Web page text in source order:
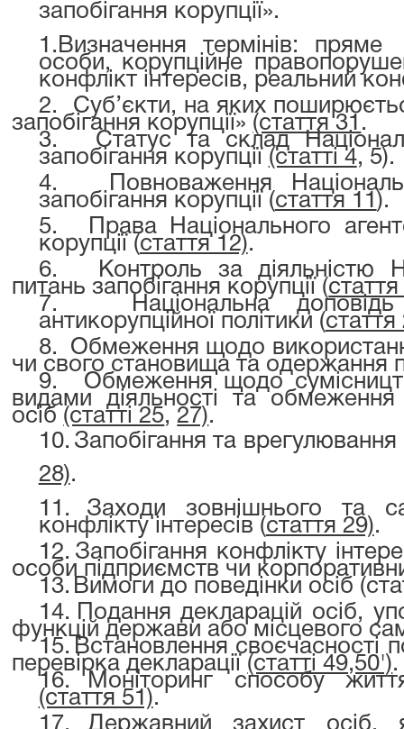
запобігання корупції».
1. Визначення термінів: пряме
особи, корупційне
конфлікт інтересів, реальний
2.
Суб’єкти, на яких
запобігання корупції» (стаття 31 .
3. Статус та склад
запобігання корупції (статті 4, 5).
4.
Повноваження
запобігання корупції (стаття 11 ).
5.
Права Національного
корупції (стаття 12).
6.
Контроль за діяльністю
питань запобігання корупції (
7. Національна
антикорупційної політики (стаття
8.
Обмеження щодо
чи свого становища та одержання
9. Обмеження щодо
видами діяльності та обмеження
осіб (статті 25,27).
10. Запобігання та врегулювання
28).
11.
Заходи зовнішнього та
конфлікту інтересів (стаття 29).
12. Запобігання конфлікту
особи підприємств чи
13. Вимоги до поведінки осіб
14.
Подання декларацій осіб,
функцій держави або місцевого
15. Встановлення своєчасності
перевірка декларації (статті 49,50').
16. Моніторинг способу
(стаття 51).